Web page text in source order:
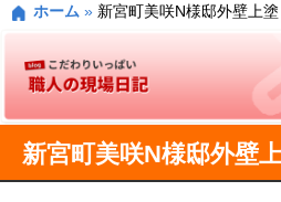
ホーム » 新宮町美咲N様邸外壁上
新宮町美咲N様邸外壁